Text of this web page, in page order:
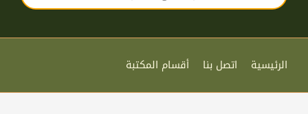
الرئيسية اتصل بنا أقسام المكتبة